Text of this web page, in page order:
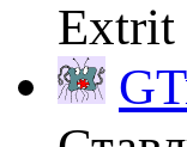
Extrit